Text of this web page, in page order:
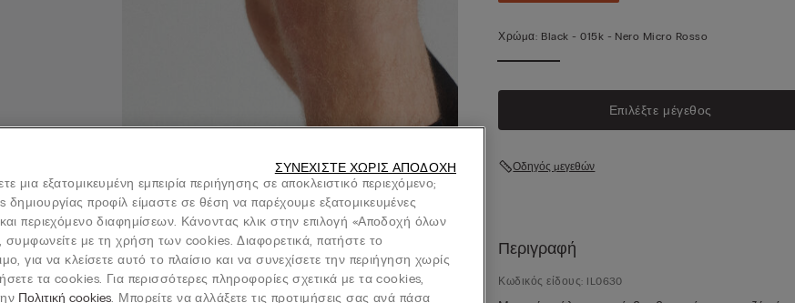
Χρώμα: Black -015k - Nero Micro Rosso
Επιλέξτε μέγεθος
Οδηγός μεγεθών
Περιγραφή
Κωδικός είδους: IL0630
μια εξατομικευμένη εμπειρία περιήγησης σε αποκλειστικό περιεχόμενο;
προφίλ είμαστε σε θέση να παρέχουμε εξατομικευμένες
και περιεχόμενο διαφημίσεων. Κάνοντας κλικ στην επιλογή «Αποδοχή όλων
συμφωνείτε με τη χρήση των cookies. Διαφορετικά, πατήστε το
για να κλείσετε αυτό το πλαίσιο και να συνεχίσετε την περιήγηση χωρίς
τα cookies. Για περισσότερες πληροφορίες σχετικά με τα cookies,
Πολιτική cookies. Μπορείτε να αλλάξετε τις προτιμήσεις σας ανά πάσα
ΣΥΝΕΧΊΣΤΕ ΧΩΡΊΣ ΑΠΟΔΟΧΉ